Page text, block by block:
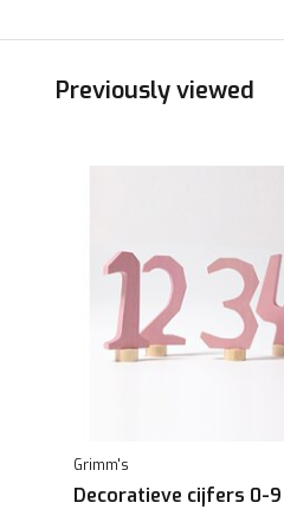
Previously viewed
Grimm's
Decoratieve cijfers 0-